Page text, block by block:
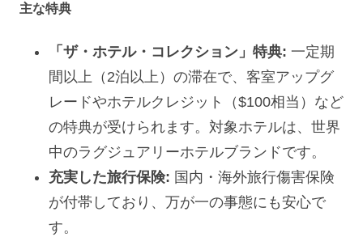
主な特典
「ザ・ホテル・コレクション」特典: 一定期
間以上（2泊以上）の滞在で、客室アップグ
レードやホテルクレジット（$100相当）など
の特典が受けられます。対象ホテルは、世界
中のラグジュアリーホテルブランドです。
充実した旅行保険: 国内・海外旅行傷害保険
が付帯しており、万が一の事態にも安心で
す。